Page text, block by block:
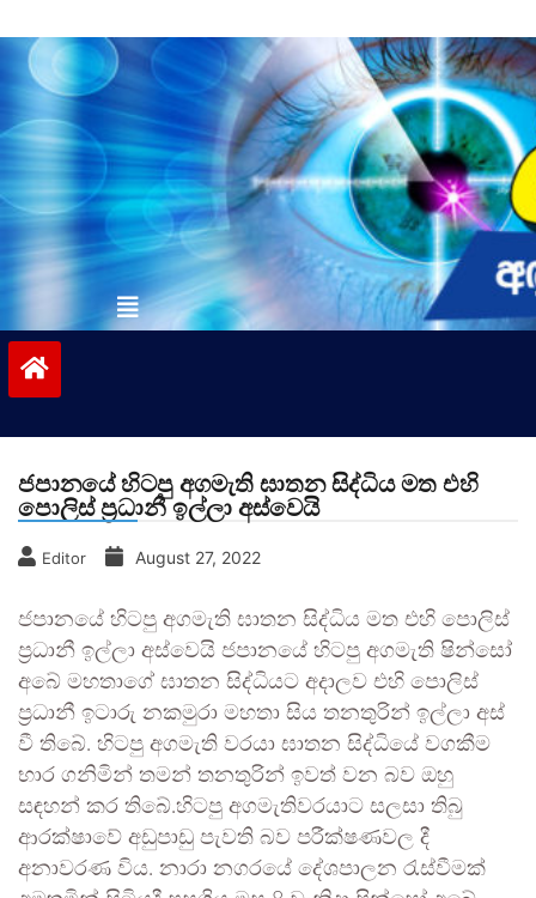
to
contentvinivida.lk
ජපානයේ හිටපු අගමැති ඝාතන සිද්ධිය මත එහි
පොලිස් ප්‍රධානී ඉල්ලා අස්වෙයි
Editor August 27, 2022
ජපානයේ හිටපු අගමැති ඝාතන සිද්ධිය මත එහි පොලිස්
ප්‍රධානී ඉල්ලා අස්වෙයි ජපානයේ හිටපු අගමැති ෂින්සෝ
අබේ මහතාගේ ඝාතන සිද්ධියට අදාලව එහි පොලිස්
ප්‍රධානී ඉටාරු නකමුරා මහතා සිය තනතුරින් ඉල්ලා අස්
වී තිබේ. හිටපු අගමැති වරයා ඝාතන සිද්ධියේ වගකීම
භාර ගනිමින් තමන් තනතුරින් ඉවත් වන බව ඔහු
සඳහන් කර තිබේ.හිටපු අගමැතිවරයාට සලසා තිබු
ආරක්ෂාවේ අඩුපාඩු පැවති බව පරීක්ෂණවල දී
අනාවරණ විය. නාරා නගරයේ දේශපාලන රැස්වීමක්